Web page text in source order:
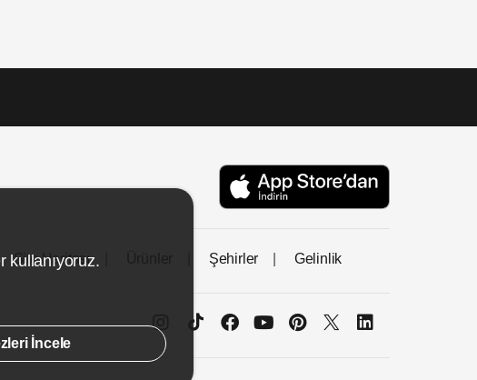
Site Haritası Şehirler Gelinlik
kullanıyoruz.
İncele